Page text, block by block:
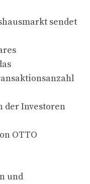
sendet
der Investoren
OTTO
und